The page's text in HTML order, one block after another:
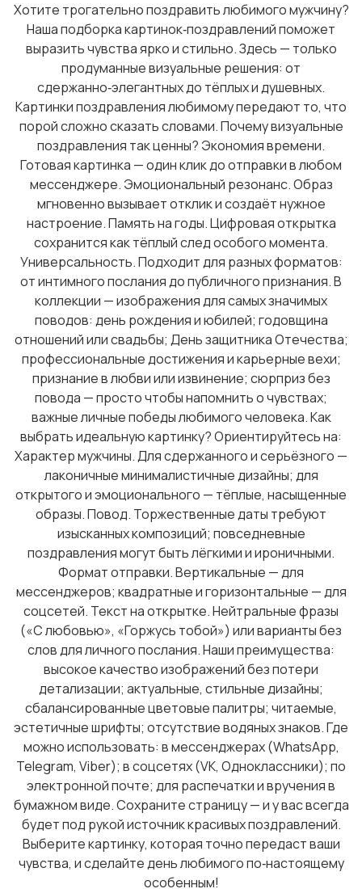
Хотите трогательно поздравить любимого мужчину?
Наша подборка картинок‑поздравлений поможет
выразить чувства ярко и стильно. Здесь — только
продуманные визуальные решения: от
сдержанно‑элегантных до тёплых и душевных.
Картинки поздравления любимому передают то, что
порой сложно сказать словами. Почему визуальные
поздравления так ценны? Экономия времени.
Готовая картинка — один клик до отправки в любом
мессенджере. Эмоциональный резонанс. Образ
мгновенно вызывает отклик и создаёт нужное
настроение. Память на годы. Цифровая открытка
сохранится как тёплый след особого момента.
Универсальность. Подходит для разных форматов:
от интимного послания до публичного признания. В
коллекции — изображения для самых значимых
поводов: день рождения и юбилей; годовщина
отношений или свадьбы; День защитника Отечества;
профессиональные достижения и карьерные вехи;
признание в любви или извинение; сюрприз без
повода — просто чтобы напомнить о чувствах;
важные личные победы любимого человека. Как
выбрать идеальную картинку? Ориентируйтесь на:
Характер мужчины. Для сдержанного и серьёзного —
лаконичные минималистичные дизайны; для
открытого и эмоционального — тёплые, насыщенные
образы. Повод. Торжественные даты требуют
изысканных композиций; повседневные
поздравления могут быть лёгкими и ироничными.
Формат отправки. Вертикальные — для
мессенджеров; квадратные и горизонтальные — для
соцсетей. Текст на открытке. Нейтральные фразы
(«С любовью», «Горжусь тобой») или варианты без
слов для личного послания. Наши преимущества:
высокое качество изображений без потери
детализации; актуальные, стильные дизайны;
сбалансированные цветовые палитры; читаемые,
эстетичные шрифты; отсутствие водяных знаков. Где
можно использовать: в мессенджерах (WhatsApp,
Telegram, Viber); в соцсетях (VK, Одноклассники); по
электронной почте; для распечатки и вручения в
бумажном виде. Сохраните страницу — и у вас всегда
будет под рукой источник красивых поздравлений.
Выберите картинку, которая точно передаст ваши
чувства, и сделайте день любимого по‑настоящему
особенным!